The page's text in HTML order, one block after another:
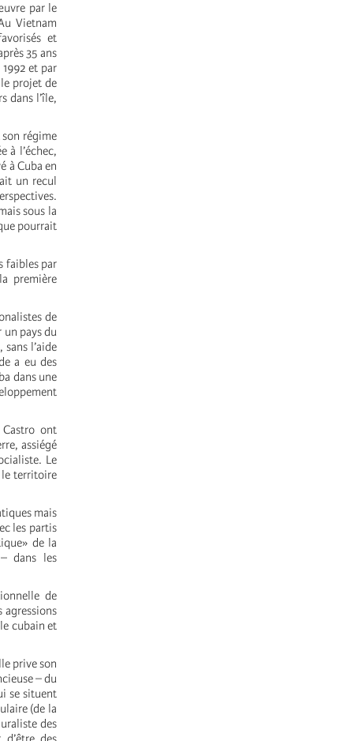
par le
Vietnam
et
35 ans
et par
projet de
dans l’île,
régime
à l’échec,
à Cuba en
un recul
sous la
pourrait
faibles par
première
de
un pays du
l’aide
a eu des
dans une
ont
assiégé
Le
le territoire
mais
les partis
de la
dans les
de
agressions
cubain et
prive son
– du
se situent
(de la
des